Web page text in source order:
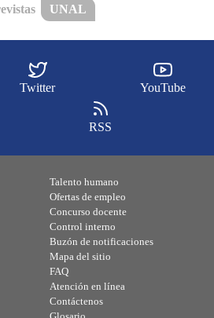
UNAL
Twitter YouTube
RSS
Talento humano
Ofertas de empleo
Concurso docente
Control interno
Buzón de notificaciones
Mapa del sitio
FAQ
Atención en línea
Contáctenos